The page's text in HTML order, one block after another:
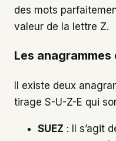
des mots
valeur de la lettre Z.
Les
Il existe deux
tirage S-U-Z-E qui
SUEZ : Il s’agit